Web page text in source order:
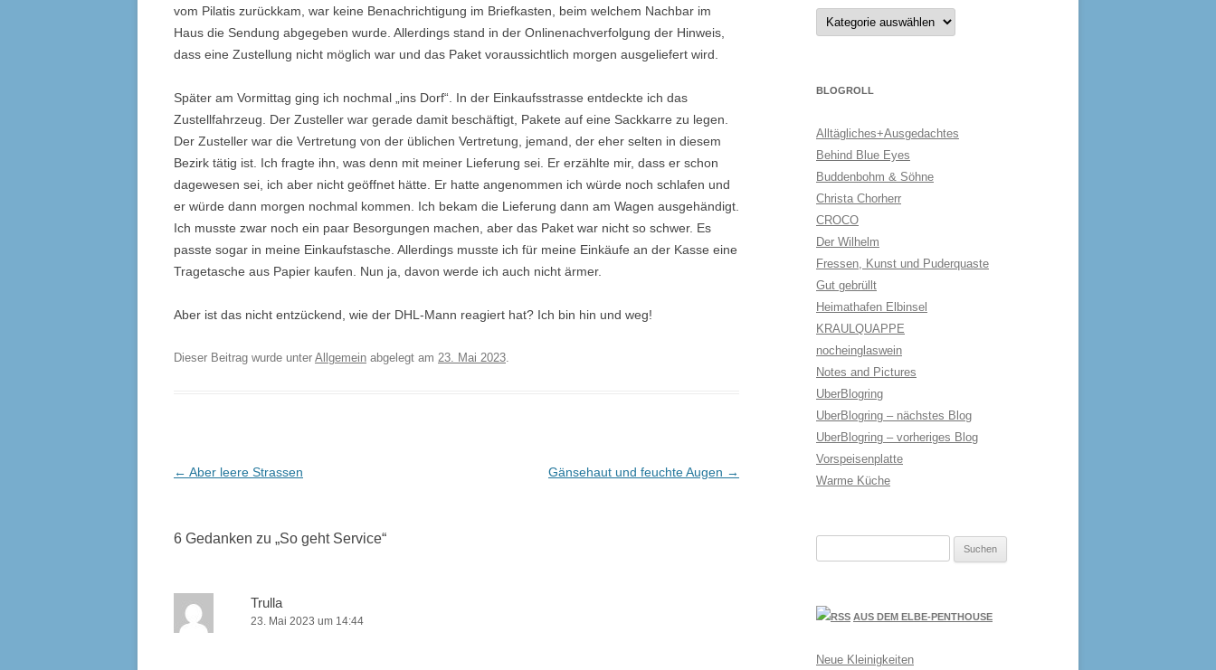
vom Pilatis zurückkam, war keine Benachrichtigung im Briefkasten, beim welchem Nachbar im
Haus die Sendung abgegeben wurde. Allerdings stand in der Onlinenachverfolgung der Hinweis,
dass eine Zustellung nicht möglich war und das Paket voraussichtlich morgen ausgeliefert wird.
Später am Vormittag ging ich nochmal „ins Dorf“. In der Einkaufsstrasse entdeckte ich das
Zustellfahrzeug. Der Zusteller war gerade damit beschäftigt, Pakete auf eine Sackkarre zu legen.
Der Zusteller war die Vertretung von der üblichen Vertretung, jemand, der eher selten in diesem
Bezirk tätig ist. Ich fragte ihn, was denn mit meiner Lieferung sei. Er erzählte mir, dass er schon
dagewesen sei, ich aber nicht geöffnet hätte. Er hatte angenommen ich würde noch schlafen und
er würde dann morgen nochmal kommen. Ich bekam die Lieferung dann am Wagen ausgehändigt.
Ich musste zwar noch ein paar Besorgungen machen, aber das Paket war nicht so schwer. Es
passte sogar in meine Einkaufstasche. Allerdings musste ich für meine Einkäufe an der Kasse eine
Tragetasche aus Papier kaufen. Nun ja, davon werde ich auch nicht ärmer.
Aber ist das nicht entzückend, wie der DHL-Mann reagiert hat? Ich bin hin und weg!
Dieser Beitrag wurde unter Allgemein abgelegt am 23. Mai 2023.
Beitrags-
← Aber leere Strassen Gänsehaut und feuchte Augen →
6 Gedanken zu „So geht Service“
Trulla
23. Mai 2023 um 14:44
Kategorien
BLOGROLL
Alltägliches+Ausgedachtes
Behind Blue Eyes
Buddenbohm & Söhne
Christa Chorherr
CROCO
Der Wilhelm
Fressen, Kunst und Puderquaste
Gut gebrüllt
Heimathafen Elbinsel
KRAULQUAPPE
nocheinglaswein
Notes and Pictures
UberBlogring
UberBlogring – nächstes Blog
UberBlogring – vorheriges Blog
Vorspeisenplatte
Warme Küche
AUS DEM ELBE-PENTHOUSE
Neue Kleinigkeiten